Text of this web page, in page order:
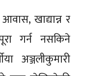
खाद्यान्न र
गर्न नसकिने
अञ्जलीकुमारी